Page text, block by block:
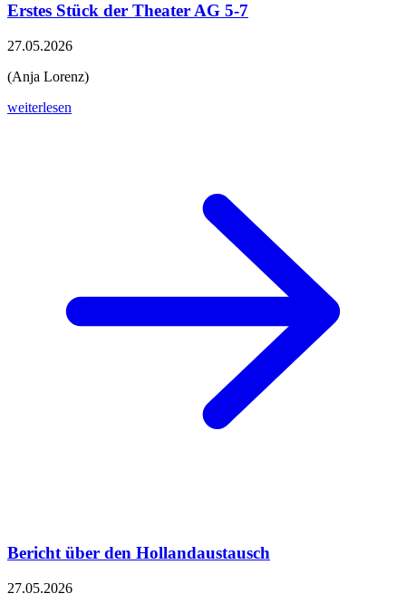
Erstes Stück der Theater AG 5-7
27.05.2026
(Anja Lorenz)
weiterlesen
Bericht über den Hollandaustausch
27.05.2026